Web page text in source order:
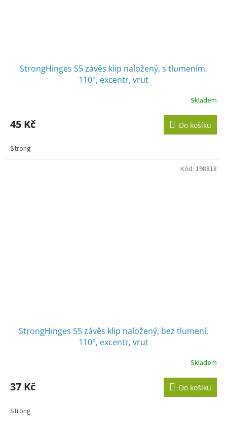
StrongHinges S5 závěs klip naložený, s tlumením,
110°, excentr, vrut
Skladem
45 Kč Do košíku
Strong
StrongHinges S5 závěs klip naložený, bez tlumení,
110°, excentr, vrut
Skladem
37 Kč Do košíku
Strong
Kód: 198818